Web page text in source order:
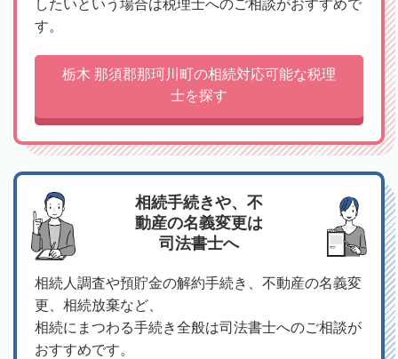
したいという場合は税理士へのご相談がおすすめで
す。
栃木 那須郡那珂川町の相続対応可能な税理
士を探す
相続手続きや、不
動産の名義変更は
司法書士へ
相続人調査や預貯金の解約手続き、不動産の名義変
更、相続放棄など、
相続にまつわる手続き全般は司法書士へのご相談が
おすすめです。